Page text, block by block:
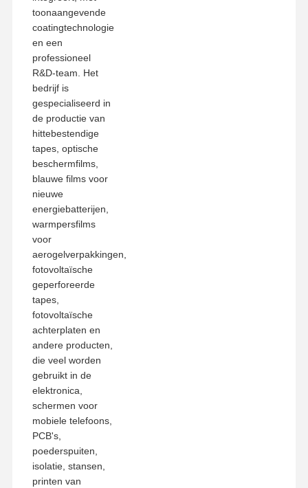
toonaangevende
coatingtechnologie
en een
professioneel
R&D-team. Het
bedrijf is
gespecialiseerd in
de productie van
hittebestendige
tapes, optische
beschermfilms,
blauwe films voor
nieuwe
energiebatterijen,
warmpersfilms
voor
aerogelverpakkingen,
fotovoltaïsche
geperforeerde
tapes,
fotovoltaïsche
achterplaten en
andere producten,
die veel worden
gebruikt in de
elektronica,
schermen voor
mobiele telefoons,
PCB's,
poederspuiten,
isolatie, stansen,
printen van